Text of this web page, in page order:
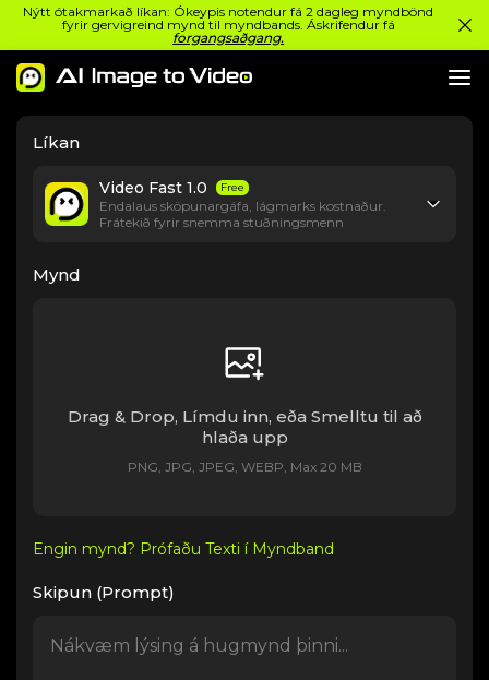
Nýtt ótakmarkað líkan: Ókeypis notendur fá 2 dagleg myndbönd
fyrir gervigreind mynd til myndbands. Áskrifendur fá
forgangsaðgang.
Líkan
Video Fast 1.0 Free
Endalaus sköpunargáfa, lágmarks kostnaður.
Frátekið fyrir snemma stuðningsmenn
Mynd
Drag & Drop, Límdu inn, eða Smelltu til að
hlaða upp
PNG, JPG, JPEG, WEBP, Max 20 MB
Engin mynd? Prófaðu Texti í Myndband
Skipun (Prompt)